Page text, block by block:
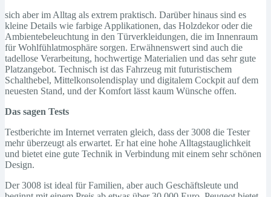
sich aber im Alltag als extrem praktisch. Darüber hinaus sind es
kleine Details wie farbige Applikationen, das Holzdekor oder die
Ambientebeleuchtung in den Türverkleidungen, die im Innenraum
für Wohlfühlatmosphäre sorgen. Erwähnenswert sind auch die
tadellose Verarbeitung, hochwertige Materialien und das sehr gute
Platzangebot. Technisch ist das Fahrzeug mit futuristischem
Schalthebel, Mittelkonsolendisplay und digitalem Cockpit auf dem
neuesten Stand, und der Komfort lässt kaum Wünsche offen.
Das sagen Tests
Testberichte im Internet verraten gleich, dass der 3008 die Tester
mehr überzeugt als erwartet. Er hat eine hohe Alltagstauglichkeit
und bietet eine gute Technik in Verbindung mit einem sehr schönen
Design.
Der 3008 ist ideal für Familien, aber auch Geschäftsleute und